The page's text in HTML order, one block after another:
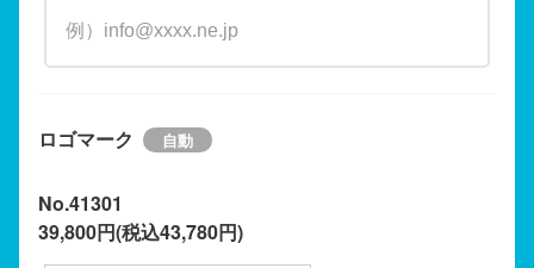
ロゴマーク
No.41301
39,800円(税込43,780円)